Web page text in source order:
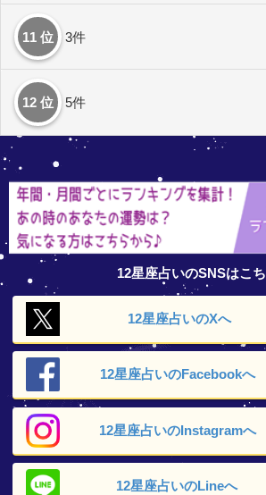
11 位 3件
12 位 5件
12星座占いのSNSはこ
12星座占いのXへ
12星座占いのFacebookへ
12星座占いのInstagramへ
12星座占いのLineへ